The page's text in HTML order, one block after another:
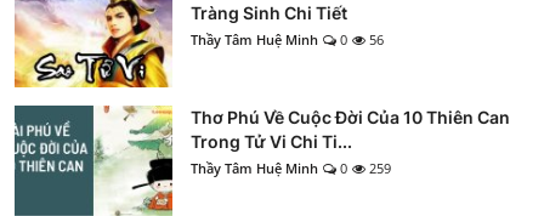
Tràng Sinh Chi Tiết
Thầy Tâm Huệ Minh 0 56
Thơ Phú Về Cuộc Đời Của 10 Thiên Can
Trong Tử Vi Chi Ti...
Thầy Tâm Huệ Minh 0 259